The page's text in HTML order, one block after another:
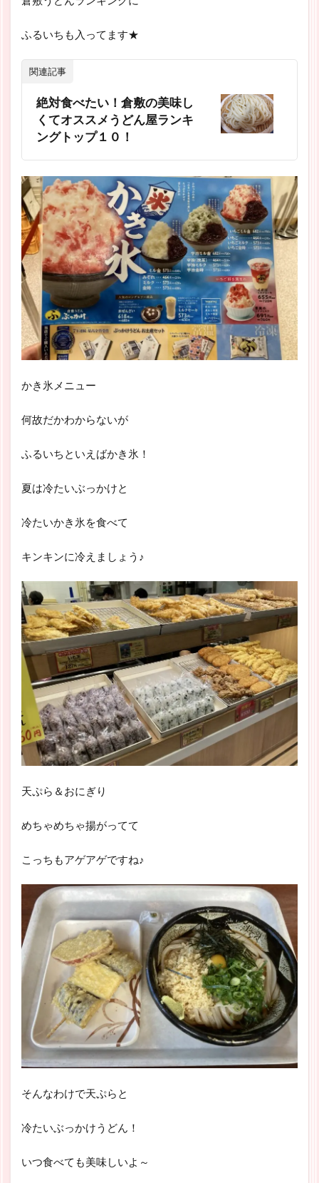
ふるいちも入ってます★
関連記事
絶対食べたい！倉敷の美味し
くてオススメうどん屋ランキ
ングトップ１０！
かき氷メニュー
何故だかわからないが
ふるいちといえばかき氷！
夏は冷たいぶっかけと
冷たいかき氷を食べて
キンキンに冷えましょう♪
天ぷら＆おにぎり
めちゃめちゃ揚がってて
こっちもアゲアゲですね♪
そんなわけで天ぷらと
冷たいぶっかけうどん！
いつ食べても美味しいよ～